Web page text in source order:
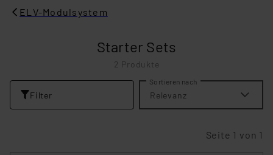
ELV-Modulsystem
Starter Sets
2 Produkte
Filter
Sortieren nach
Relevanz
Seite 1 von 1